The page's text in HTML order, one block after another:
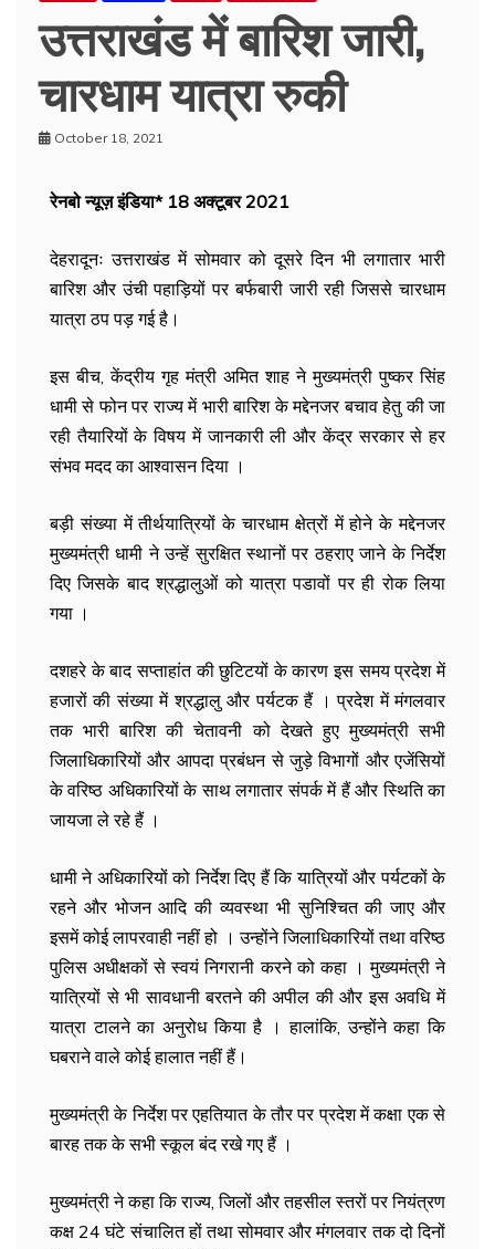
उत्तराखंड में बारिश जारी,
चारधाम यात्रा रुकी
October 18, 2021
रेनबो न्यूज़ इंडिया* 18 अक्टूबर 2021
देहरादूनः उत्तराखंड में सोमवार को दूसरे दिन भी लगातार भारी
बारिश और उंची पहाड़ियों पर बर्फबारी जारी रही जिससे चारधाम
यात्रा ठप पड़ गई है।
इस बीच, केंद्रीय गृह मंत्री अमित शाह ने मुख्यमंत्री पुष्कर सिंह
धामी से फोन पर राज्य में भारी बारिश के मद्देनजर बचाव हेतु की जा
रही तैयारियों के विषय में जानकारी ली और केंद्र सरकार से हर
संभव मदद का आश्वासन दिया ।
बड़ी संख्या में तीर्थयात्रियों के चारधाम क्षेत्रों में होने के मद्देनजर
मुख्यमंत्री धामी ने उन्हें सुरक्षित स्थानों पर ठहराए जाने के निर्देश
दिए जिसके बाद श्रद्धालुओं को यात्रा पडावों पर ही रोक लिया
गया ।
दशहरे के बाद सप्ताहांत की छुटिटयों के कारण इस समय प्रदेश में
हजारों की संख्या में श्रद्धालु और पर्यटक हैं । प्रदेश में मंगलवार
तक भारी बारिश की चेतावनी को देखते हुए मुख्यमंत्री सभी
जिलाधिकारियों और आपदा प्रबंधन से जुड़े विभागों और एजेंसियों
के वरिष्ठ अधिकारियों के साथ लगातार संपर्क में हैं और स्थिति का
जायजा ले रहे हैं ।
धामी ने अधिकारियों को निर्देश दिए हैं कि यात्रियों और पर्यटकों के
रहने और भोजन आदि की व्यवस्था भी सुनिश्चित की जाए और
इसमें कोई लापरवाही नहीं हो । उन्होंने जिलाधिकारियों तथा वरिष्ठ
पुलिस अधीक्षकों से स्वयं निगरानी करने को कहा । मुख्यमंत्री ने
यात्रियों से भी सावधानी बरतने की अपील की और इस अवधि में
यात्रा टालने का अनुरोध किया है । हालांकि, उन्होंने कहा कि
घबराने वाले कोई हालात नहीं हैं।
मुख्यमंत्री के निर्देश पर एहतियात के तौर पर प्रदेश में कक्षा एक से
बारह तक के सभी स्कूल बंद रखे गए हैं ।
मुख्यमंत्री ने कहा कि राज्य, जिलों और तहसील स्तरों पर नियंत्रण
कक्ष 24 घंटे संचालित हों तथा सोमवार और मंगलवार तक दो दिनों